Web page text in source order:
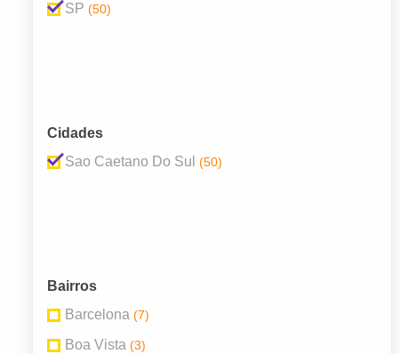
SP (50)
Cidades
Sao Caetano Do Sul (50)
Bairros
Barcelona (7)
Boa Vista (3)